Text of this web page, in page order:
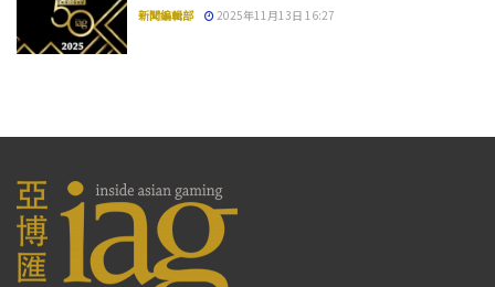
新聞編輯部 2025年11月13日 16:27